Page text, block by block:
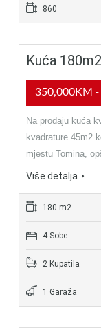
860
Kuća
350,000KM -
Na prodaju kuća
kvadrature 45m2
mjestu Tomina,
Više detalja
180 m2
4 Sobe
2 Kupatila
1 Garaža